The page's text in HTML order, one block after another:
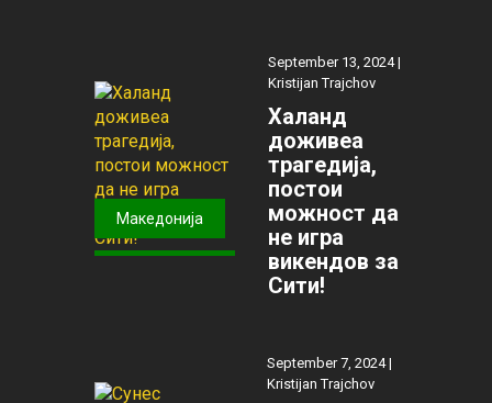
Македонија
September 13, 2024 |
Kristijan Trajchov
Халанд
доживеа
трагедија,
постои
можност да
не игра
викендов за
Сити!
September 7, 2024 |
Kristijan Trajchov